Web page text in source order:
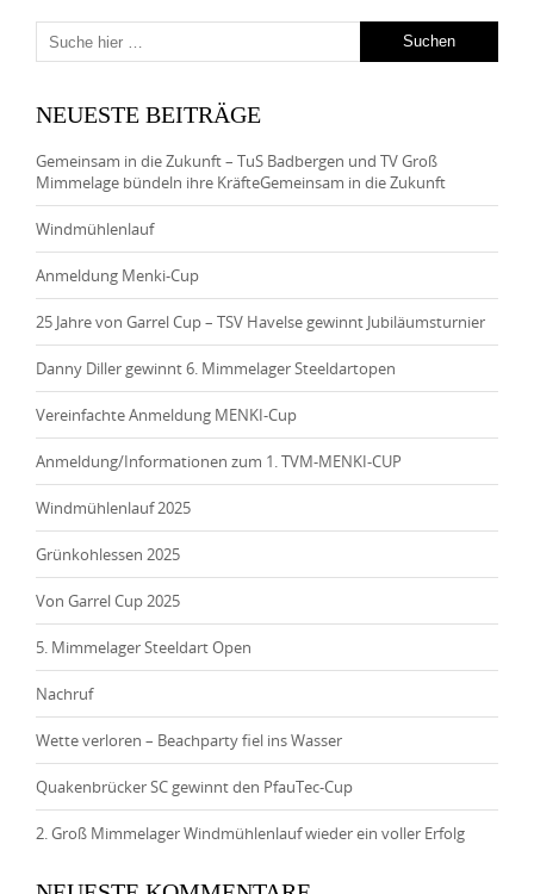
NEUESTE BEITRÄGE
Gemeinsam in die Zukunft – TuS Badbergen und TV Groß
Mimmelage bündeln ihre KräfteGemeinsam in die Zukunft
Windmühlenlauf
Anmeldung Menki-Cup
25 Jahre von Garrel Cup – TSV Havelse gewinnt Jubiläumsturnier
Danny Diller gewinnt 6. Mimmelager Steeldartopen
Vereinfachte Anmeldung MENKI-Cup
Anmeldung/Informationen zum 1. TVM-MENKI-CUP
Windmühlenlauf 2025
Grünkohlessen 2025
Von Garrel Cup 2025
5. Mimmelager Steeldart Open
Nachruf
Wette verloren – Beachparty fiel ins Wasser
Quakenbrücker SC gewinnt den PfauTec-Cup
2. Groß Mimmelager Windmühlenlauf wieder ein voller Erfolg